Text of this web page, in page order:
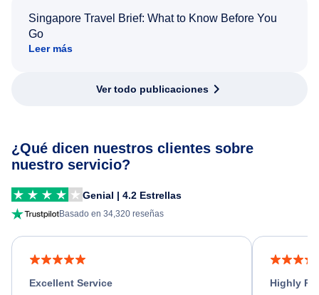
Singapore Travel Brief: What to Know Before You
Go
Leer más
Ver todo publicaciones
¿Qué dicen nuestros clientes sobre
nuestro servicio?
Genial | 4.2 Estrellas
Basado en 34,320 reseñas
Excellent Service
Highly